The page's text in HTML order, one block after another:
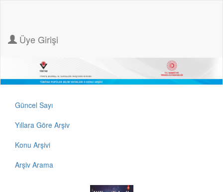
Üye Girişi
Güncel Sayı
Yıllara Göre Arşiv
Konu Arşivi
Arşiv Arama